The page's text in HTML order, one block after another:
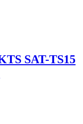
SAT-TS15